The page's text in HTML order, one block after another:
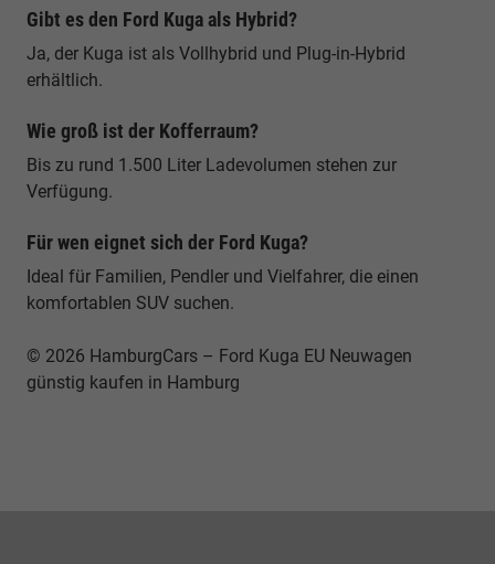
Gibt es den Ford Kuga als Hybrid?
Ja, der Kuga ist als Vollhybrid und Plug-in-Hybrid
erhältlich.
Wie groß ist der Kofferraum?
Bis zu rund 1.500 Liter Ladevolumen stehen zur
Verfügung.
Für wen eignet sich der Ford Kuga?
Ideal für Familien, Pendler und Vielfahrer, die einen
komfortablen SUV suchen.
© 2026 HamburgCars – Ford Kuga EU Neuwagen
günstig kaufen in Hamburg